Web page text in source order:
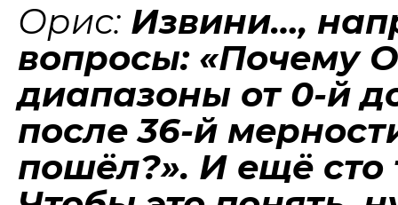
Орис: Извини…,
вопросы: «Почему
диапазоны от 0-й
после 36-й
пошёл?». И ещё сто